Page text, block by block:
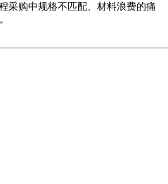
采购中规格不匹配、材料浪费的痛